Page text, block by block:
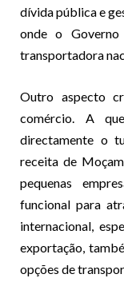
dívida pública e
onde o
transportadora
Outro aspecto
comércio. A
directamente o
receita de
pequenas
funcional para
internacional,
exportação,
opções de